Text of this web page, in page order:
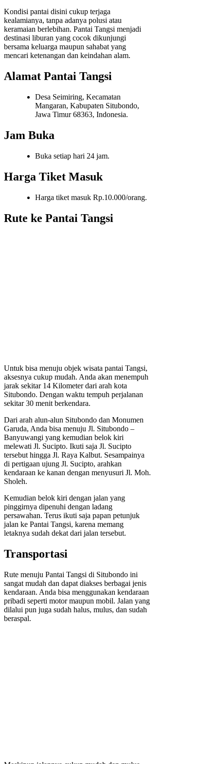
Kondisi pantai disini cukup terjaga
kealamianya, tanpa adanya polusi atau
keramaian berlebihan. Pantai Tangsi menjadi
destinasi liburan yang cocok dikunjungi
bersama keluarga maupun sahabat yang
mencari ketenangan dan keindahan alam.
Alamat Pantai Tangsi
Desa Seimiring, Kecamatan
Mangaran, Kabupaten Situbondo,
Jawa Timur 68363, Indonesia.
Jam Buka
Buka setiap hari 24 jam.
Harga Tiket Masuk
Harga tiket masuk Rp.10.000/orang.
Rute ke Pantai Tangsi
Untuk bisa menuju objek wisata pantai Tangsi,
aksesnya cukup mudah. Anda akan menempuh
jarak sekitar 14 Kilometer dari arah kota
Situbondo. Dengan waktu tempuh perjalanan
sekitar 30 menit berkendara.
Dari arah alun-alun Situbondo dan Monumen
Garuda, Anda bisa menuju Jl. Situbondo –
Banyuwangi yang kemudian belok kiri
melewati Jl. Sucipto. Ikuti saja Jl. Sucipto
tersebut hingga Jl. Raya Kalbut. Sesampainya
di pertigaan ujung Jl. Sucipto, arahkan
kendaraan ke kanan dengan menyusuri Jl. Moh.
Sholeh.
Kemudian belok kiri dengan jalan yang
pinggirnya dipenuhi dengan ladang
persawahan. Terus ikuti saja papan petunjuk
jalan ke Pantai Tangsi, karena memang
letaknya sudah dekat dari jalan tersebut.
Transportasi
Rute menuju Pantai Tangsi di Situbondo ini
sangat mudah dan dapat diakses berbagai jenis
kendaraan. Anda bisa menggunakan kendaraan
pribadi seperti motor maupun mobil. Jalan yang
dilalui pun juga sudah halus, mulus, dan sudah
beraspal.